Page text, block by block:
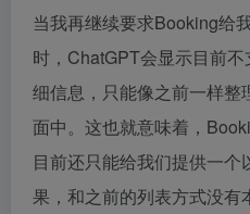
当我再继续要求Booking给
时，ChatGPT会显示目前
细信息，只能像之前一样整
面中。这也就意味着，
目前还只能给我们提供一
果，和之前的列表方式没有